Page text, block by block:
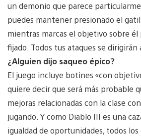
un demonio que parece
puedes mantener presionado el
mientras marcas el objetivo sobre
fijado. Todos tus ataques se dirigirán
¿Alguien dijo saqueo épico?
El juego incluye botines «con
quiere decir que será más probable
mejoras relacionadas con la clase
jugando. Y como Diablo III es una
igualdad de oportunidades, todos